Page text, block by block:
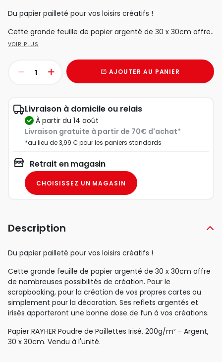
Du papier pailleté pour vos loisirs créatifs !
Cette grande feuille de papier argenté de 30 x 30cm offre..
VOIR PLUS
AJOUTER AU PANIER
Livraison à domicile ou relais
à partir du 14 août
Livraison gratuite à partir de 70€ d'achat*
*au lieu de 3,99 € pour les paniers standards
Retrait en magasin
CHOISISSEZ UN MAGASIN
Description
Du papier pailleté pour vos loisirs créatifs !
Cette grande feuille de papier argenté de 30 x 30cm offre
de nombreuses possibilités de création. Pour le
scrapbooking, pour la création de vos propres cartes ou
simplement pour la décoration. Ses reflets argentés et
irisés apporteront une bonne dose de fun à vos créations.
Papier RAYHER Poudre de Paillettes Irisé, 200g/m² - Argent,
30 x 30cm. Vendu à l'unité.